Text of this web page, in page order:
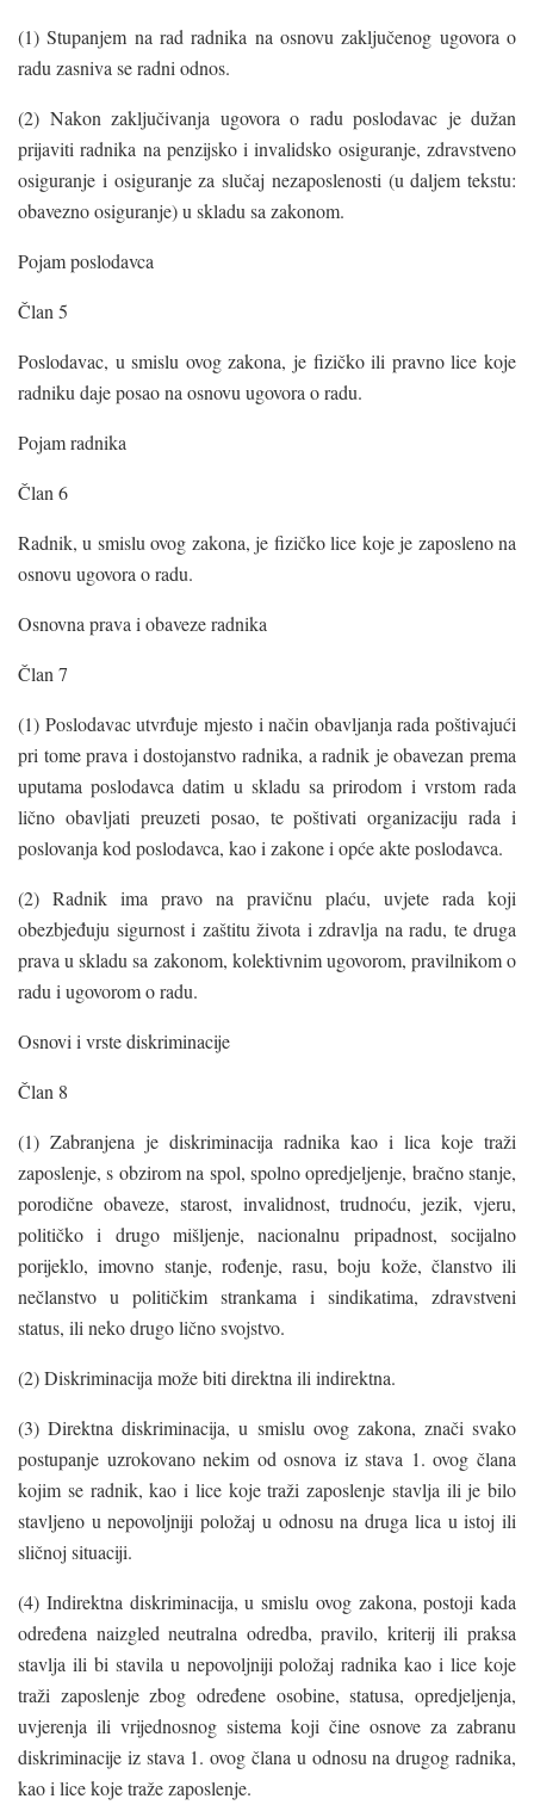
(1) Stupanjem na rad radnika na osnovu zaključenog ugovora o
radu zasniva se radni odnos.
(2) Nakon zaključivanja ugovora o radu poslodavac je dužan
prijaviti radnika na penzijsko i invalidsko osiguranje, zdravstveno
osiguranje i osiguranje za slučaj nezaposlenosti (u daljem tekstu:
obavezno osiguranje) u skladu sa zakonom.
Pojam poslodavca
Član 5
Poslodavac, u smislu ovog zakona, je fizičko ili pravno lice koje
radniku daje posao na osnovu ugovora o radu.
Pojam radnika
Član 6
Radnik, u smislu ovog zakona, je fizičko lice koje je zaposleno na
osnovu ugovora o radu.
Osnovna prava i obaveze radnika
Član 7
(1) Poslodavac utvrđuje mjesto i način obavljanja rada poštivajući
pri tome prava i dostojanstvo radnika, a radnik je obavezan prema
uputama poslodavca datim u skladu sa prirodom i vrstom rada
lično obavljati preuzeti posao, te poštivati organizaciju rada i
poslovanja kod poslodavca, kao i zakone i opće akte poslodavca.
(2) Radnik ima pravo na pravičnu plaću, uvjete rada koji
obezbjeđuju sigurnost i zaštitu života i zdravlja na radu, te druga
prava u skladu sa zakonom, kolektivnim ugovorom, pravilnikom o
radu i ugovorom o radu.
Osnovi i vrste diskriminacije
Član 8
(1) Zabranjena je diskriminacija radnika kao i lica koje traži
zaposlenje, s obzirom na spol, spolno opredjeljenje, bračno stanje,
porodične obaveze, starost, invalidnost, trudnoću, jezik, vjeru,
političko i drugo mišljenje, nacionalnu pripadnost, socijalno
porijeklo, imovno stanje, rođenje, rasu, boju kože, članstvo ili
nečlanstvo u političkim strankama i sindikatima, zdravstveni
status, ili neko drugo lično svojstvo.
(2) Diskriminacija može biti direktna ili indirektna.
(3) Direktna diskriminacija, u smislu ovog zakona, znači svako
postupanje uzrokovano nekim od osnova iz stava 1. ovog člana
kojim se radnik, kao i lice koje traži zaposlenje stavlja ili je bilo
stavljeno u nepovoljniji položaj u odnosu na druga lica u istoj ili
sličnoj situaciji.
(4) Indirektna diskriminacija, u smislu ovog zakona, postoji kada
određena naizgled neutralna odredba, pravilo, kriterij ili praksa
stavlja ili bi stavila u nepovoljniji položaj radnika kao i lice koje
traži zaposlenje zbog određene osobine, statusa, opredjeljenja,
uvjerenja ili vrijednosnog sistema koji čine osnove za zabranu
diskriminacije iz stava 1. ovog člana u odnosu na drugog radnika,
kao i lice koje traže zaposlenje.